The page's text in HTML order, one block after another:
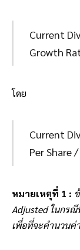
Current
Growth
โดย
Current
Per Share
หมายเหตุที่ 1 :
Adjusted ในกร
เพื่อที่จะคำนวนค่